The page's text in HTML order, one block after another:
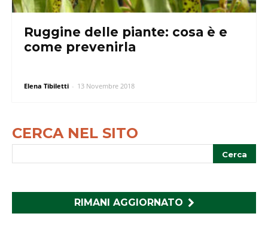
Ruggine delle piante: cosa è e
come prevenirla
Elena Tibiletti - 13 Novembre 2018
CERCA NEL SITO
RIMANI AGGIORNATO